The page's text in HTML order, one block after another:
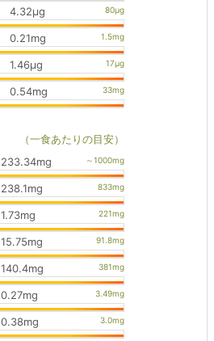
4.32μg
0.21mg
1.46μg
0.54mg
（一食あたりの目安）
233.34mg
238.1mg
1.73mg
15.75mg
140.4mg
0.27mg
0.38mg